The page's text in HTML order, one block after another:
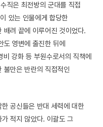
직은 최전방의 군대를 직접
있는 인물에게 합당한
배려 끝에 이루어진 것이었다.
도 영변에 출진한 뒤에
강화 등 부원수로서의 직책에
불만은 반란의 직접적인
공신들은 반대 세력에 대한
적지 않았다. 이괄도 그